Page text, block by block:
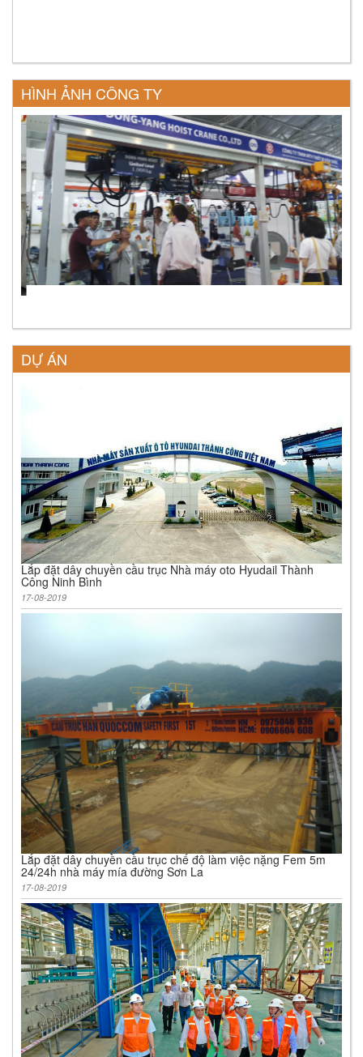
HÌNH ẢNH CÔNG TY
DỰ ÁN
Lắp đặt dây chuyền cầu trục Nhà máy oto Hyudail Thành
Công Ninh Bình
17-08-2019
Lắp đặt dây chuyền cầu trục chế độ làm việc nặng Fem 5m
24/24h nhà máy mía đường Sơn La
17-08-2019